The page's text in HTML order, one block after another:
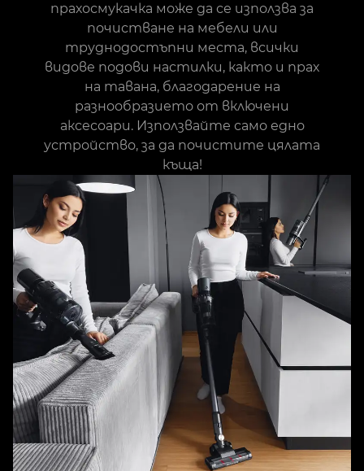
прахосмукачка може да се използва за
почистване на мебели или
труднодостъпни места, всички
видове подови настилки, както и прах
на тавана, благодарение на
разнообразието от включени
аксесоари. Използвайте само едно
устройство, за да почистите цялата
къща!